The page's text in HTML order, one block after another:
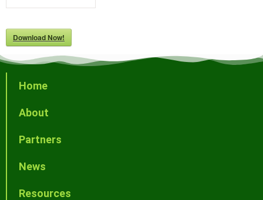
Download Now!
Home
About
Partners
News
Resources